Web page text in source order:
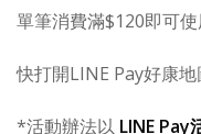
單筆消費滿$120即可使
快打開LINE Pay好康
*活動辦法以 LINE Pay